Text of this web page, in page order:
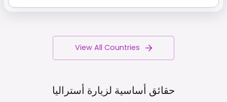
View All Countries
حقائق أساسية لزيارة أستراليا